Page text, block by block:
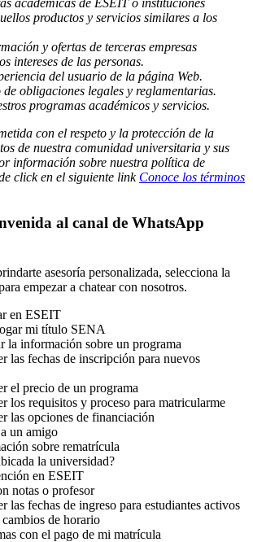
productos y servicios similares a los
y ofertas de terceras empresas
intereses de las personas.
del usuario de la página Web.
obligaciones legales y reglamentarias.
programas académicos y servicios.
con el respeto y la protección de la
de nuestra comunidad universitaria y sus
información sobre nuestra política de
click en el siguiente link Conoce los términos
al canal de WhatsApp
asesoría personalizada, selecciona la
empezar a chatear con nosotros.
en ESEIT
mi título SENA
la información sobre un programa
las fechas de inscripción para nuevos
el precio de un programa
los requisitos y proceso para matricularme
las opciones de financiación
un amigo
sobre rematrícula
la universidad?
en ESEIT
notas o profesor
las fechas de ingreso para estudiantes activos
de horario
con el pago de mi matrícula